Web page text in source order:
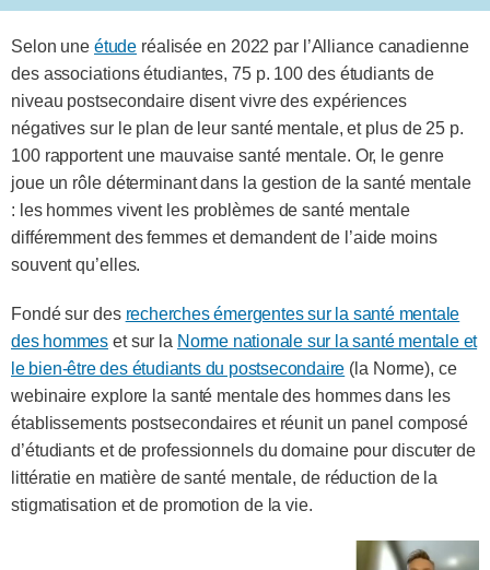
Selon une étude réalisée en 2022 par l’Alliance canadienne
des associations étudiantes, 75 p. 100 des étudiants de
niveau postsecondaire disent vivre des expériences
négatives sur le plan de leur santé mentale, et plus de 25 p.
100 rapportent une mauvaise santé mentale. Or, le genre
joue un rôle déterminant dans la gestion de la santé mentale
: les hommes vivent les problèmes de santé mentale
différemment des femmes et demandent de l’aide moins
souvent qu’elles.
Fondé sur des recherches émergentes sur la santé mentale
des hommes et sur la Norme nationale sur la santé mentale et
le bien-être des étudiants du postsecondaire (la Norme), ce
webinaire explore la santé mentale des hommes dans les
établissements postsecondaires et réunit un panel composé
d’étudiants et de professionnels du domaine pour discuter de
littératie en matière de santé mentale, de réduction de la
stigmatisation et de promotion de la vie.